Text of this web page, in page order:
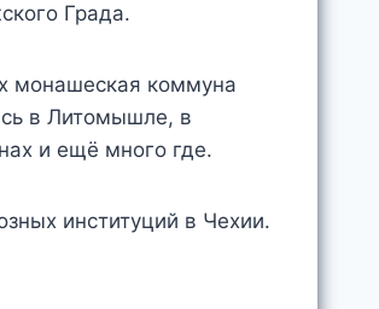
Града.
монашеская коммуна
в Литомышле, в
и ещё много где.
институций в Чехии.